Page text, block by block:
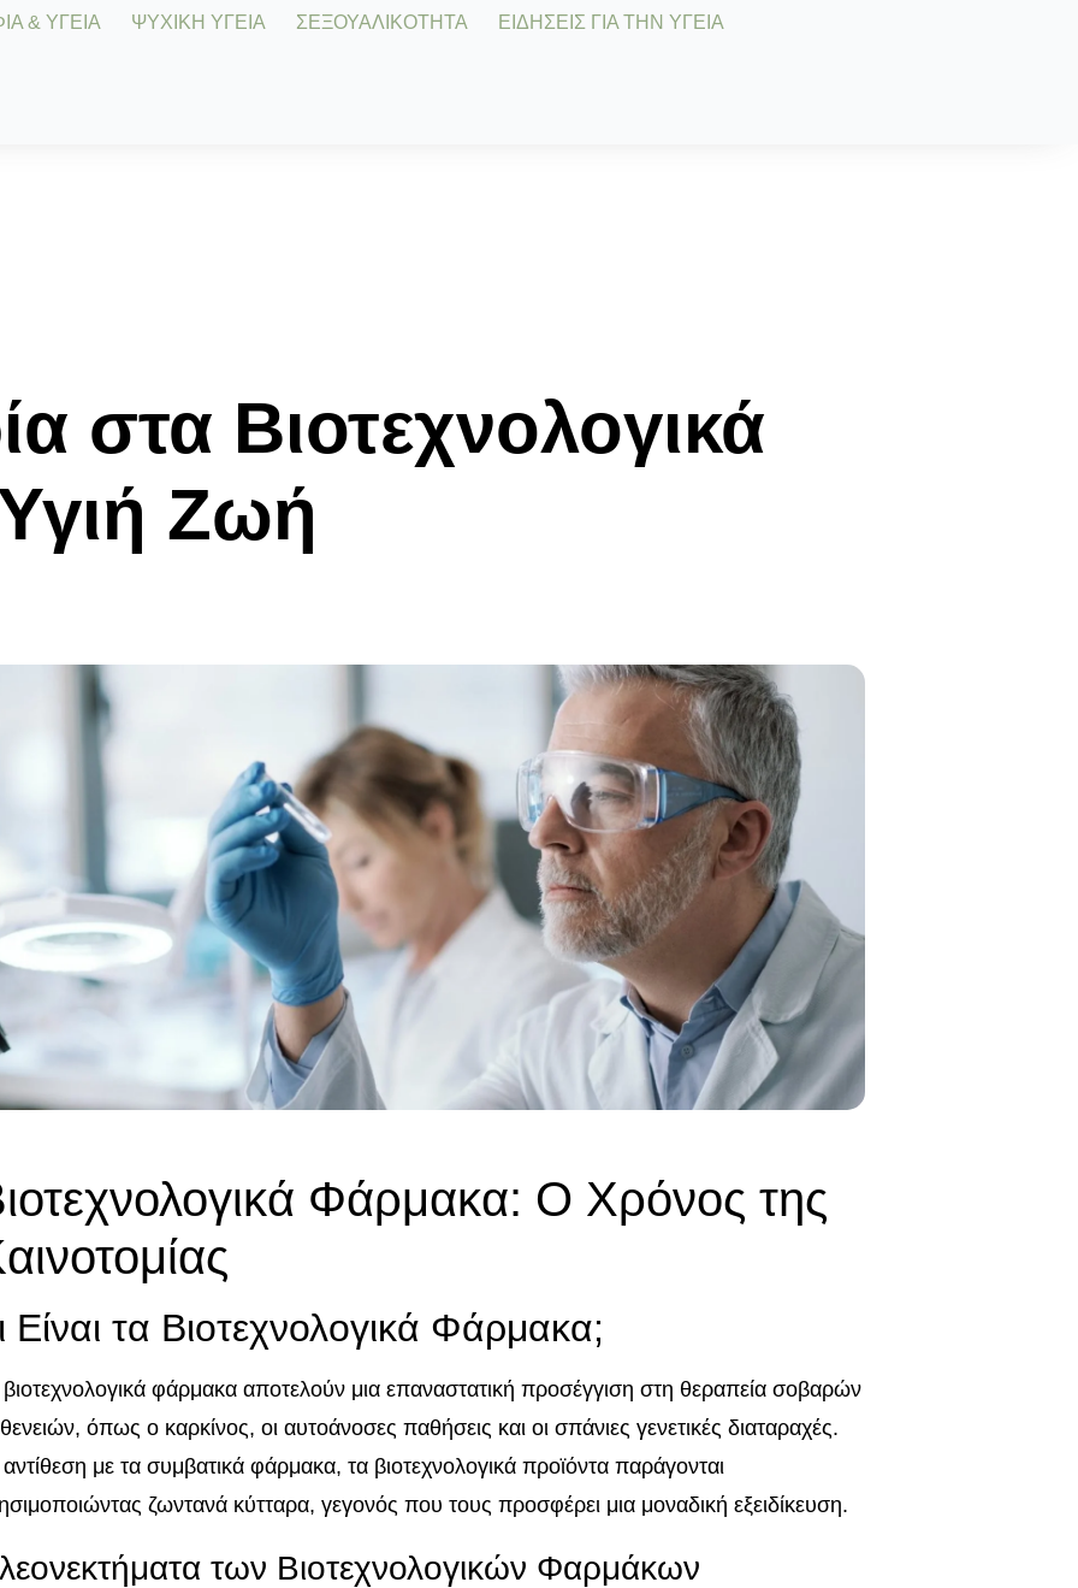
& ΥΓΕΙΑ ΨΥΧΙΚΗ ΥΓΕΙΑ ΣΕΞΟΥΑΛΙΚΟΤΗΤΑ ΕΙΔΗΣΕΙΣ ΓΙΑ ΤΗΝ ΥΓΕΙΑ
στα Βιοτεχνολογικά
Ζωή
Φάρμακα: Ο Χρόνος της
Είναι τα Βιοτεχνολογικά Φάρμακα;
φάρμακα αποτελούν μια επαναστατική προσέγγιση στη θεραπεία σοβαρών
όπως ο καρκίνος, οι αυτοάνοσες παθήσεις και οι σπάνιες γενετικές διαταραχές.
με τα συμβατικά φάρμακα, τα βιοτεχνολογικά προϊόντα παράγονται
ζωντανά κύτταρα, γεγονός που τους προσφέρει μια μοναδική εξειδίκευση.
των Βιοτεχνολογικών Φαρμάκων